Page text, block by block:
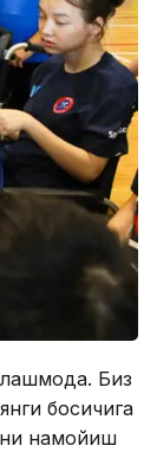
Биз
босқичига
намойиш